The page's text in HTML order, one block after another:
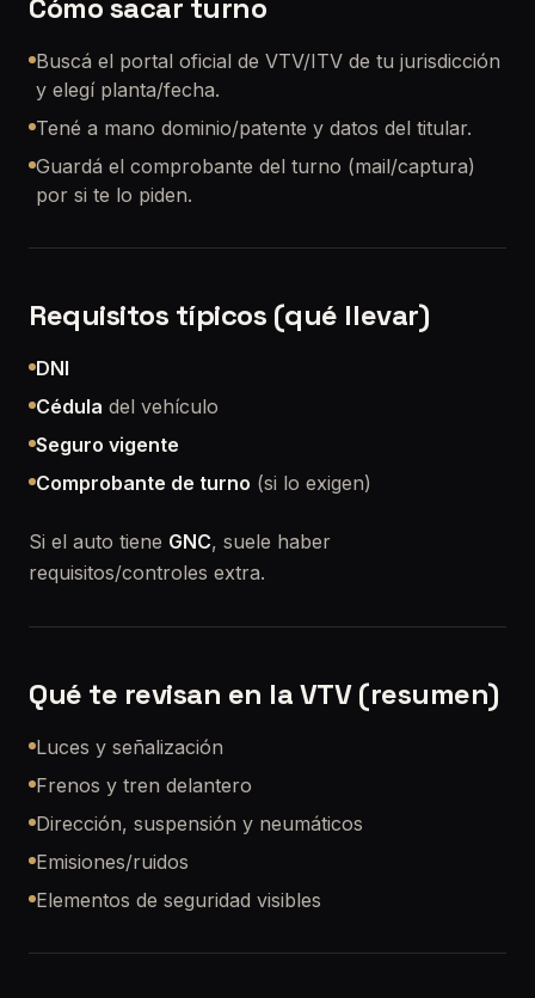
Cómo sacar turno
Buscá el portal oficial de VTV/ITV de tu jurisdicción
y elegí planta/fecha.
Tené a mano dominio/patente y datos del titular.
Guardá el comprobante del turno (mail/captura)
por si te lo piden.
Requisitos típicos (qué llevar)
DNI
Cédula del vehículo
Seguro vigente
Comprobante de turno (si lo exigen)
Si el auto tiene GNC, suele haber
requisitos/controles extra.
Qué te revisan en la VTV (resumen)
Luces y señalización
Frenos y tren delantero
Dirección, suspensión y neumáticos
Emisiones/ruidos
Elementos de seguridad visibles